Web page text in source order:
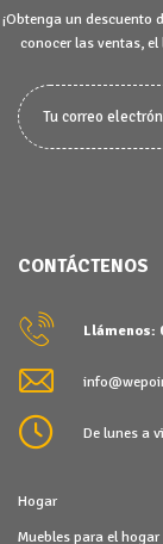
¡Obtenga un descuento
conocer las ventas,
CONTÁCTENOS
Llámenos:
De lunes a
Hogar
Muebles para el hogar